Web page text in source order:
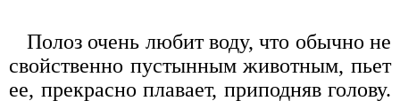
Полоз очень любит воду, что обычно не
свойственно пустынным животным, пьет
ее, прекрасно плавает, приподняв голову.